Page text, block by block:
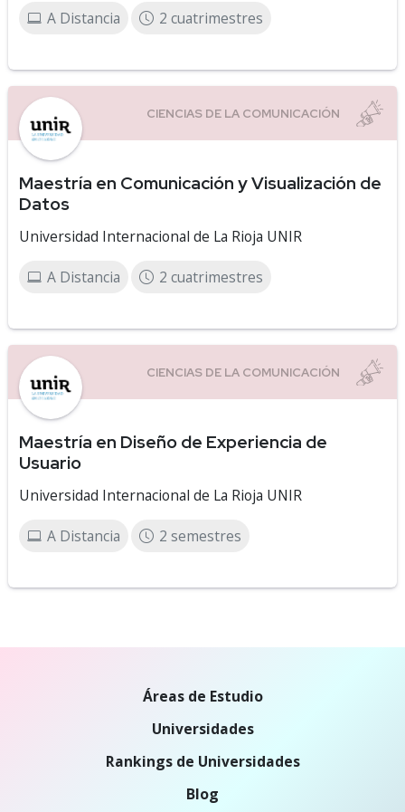
A Distancia 2 cuatrimestres
Maestría en Comunicación y Visualización de
Datos
Universidad Internacional de La Rioja UNIR
A Distancia 2 cuatrimestres
Maestría en Diseño de Experiencia de
Usuario
Universidad Internacional de La Rioja UNIR
A Distancia 2 semestres
Áreas de Estudio
Universidades
Rankings de Universidades
Blog